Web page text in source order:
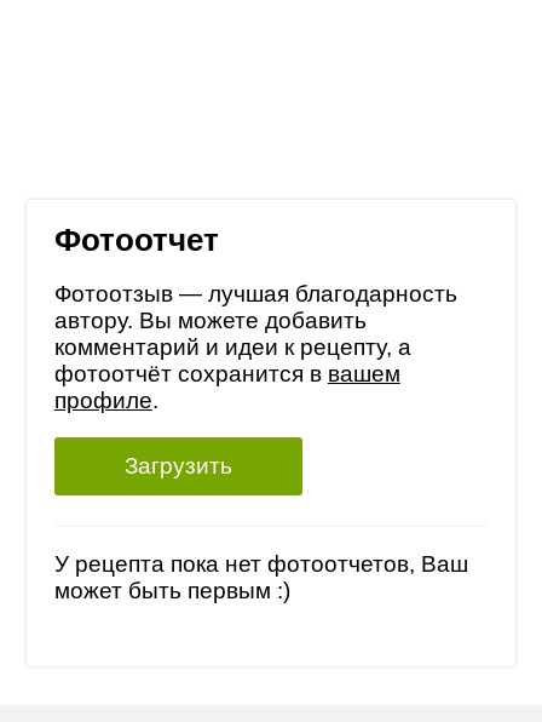
Фотоотчет
Фотоотзыв — лучшая благодарность
автору. Вы можете добавить
комментарий и идеи к рецепту, а
фотоотчёт сохранится в вашем
профиле.
Загрузить
У рецепта пока нет фотоотчетов, Ваш
может быть первым :)